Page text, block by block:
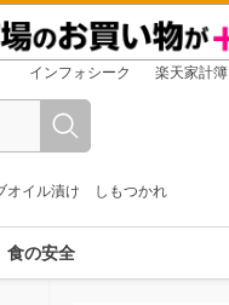
インフォシーク 楽天家計簿
オイル漬け しもつかれ
食の安全